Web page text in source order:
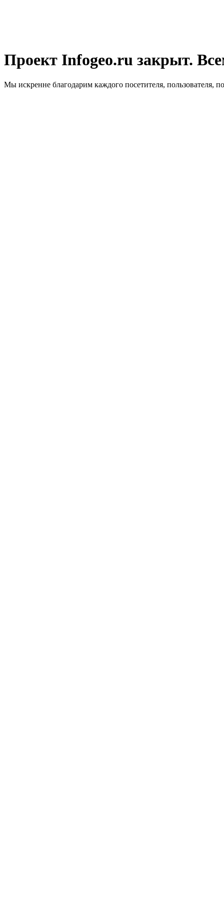
Проект Infogeo.ru закрыт.
Мы искренне благодарим каждого посетителя, пользователя,